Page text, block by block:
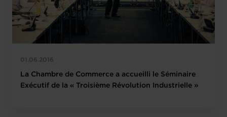
01.06.2016
La Chambre de Commerce a accueilli le Séminaire
Exécutif de la « Troisième Révolution Industrielle »